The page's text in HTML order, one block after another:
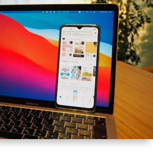
ル
ガ
ミ
ナ
講